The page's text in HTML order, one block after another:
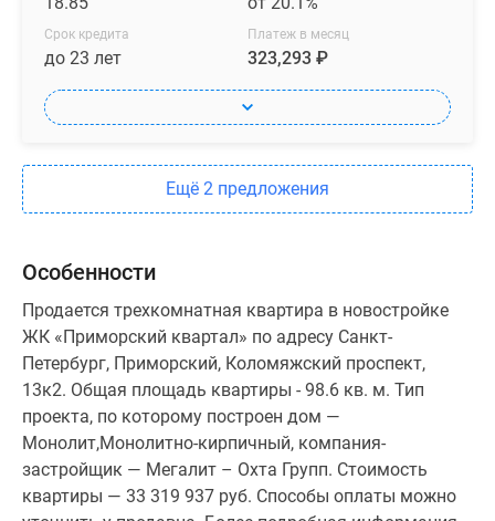
Срок кредита
до 23 лет
Платеж в месяц
323,293 ₽
Ещё 2 предложения
Особенности
Продается трехкомнатная квартира в новостройке
ЖК «Приморский квартал» по адресу Санкт-
Петербург, Приморский, Коломяжский проспект,
13к2. Общая площадь квартиры - 98.6 кв. м. Тип
проекта, по которому построен дом —
Монолит,Монолитно-кирпичный, компания-
застройщик — Мегалит – Охта Групп. Стоимость
квартиры — 33 319 937 руб. Способы оплаты можно